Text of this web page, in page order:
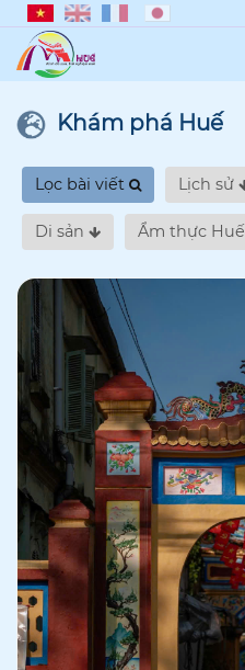
Khám phá Huế
Lọc bài viết Lịch sử
Di sản Ẩm thực Huế